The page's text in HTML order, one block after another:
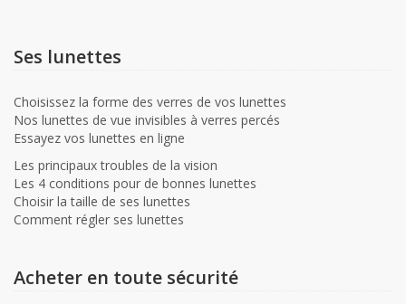
Ses lunettes
Choisissez la forme des verres de vos lunettes
Nos lunettes de vue invisibles à verres percés
Essayez vos lunettes en ligne
Les principaux troubles de la vision
Les 4 conditions pour de bonnes lunettes
Choisir la taille de ses lunettes
Comment régler ses lunettes
Acheter en toute sécurité